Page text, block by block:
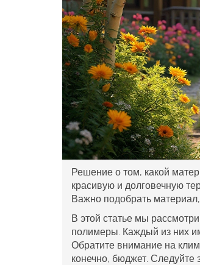
Решение о том, какой
красивую и долговечную
Важно подобрать
В этой статье мы
полимеры. Каждый из них
Обратите внимание на
конечно, бюджет.